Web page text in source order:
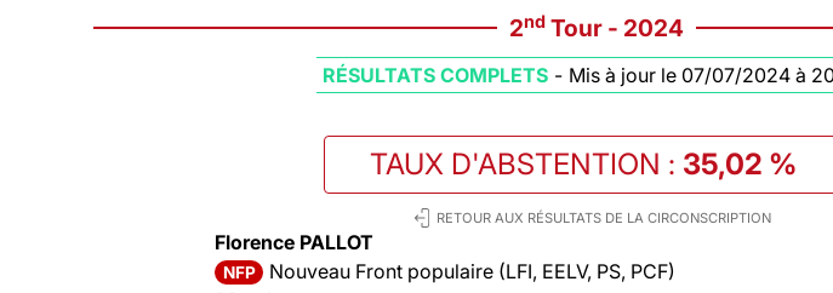
2nd Tour - 2024
RÉSULTATS COMPLETS - Mis à jour le 07/07/2024 à
TAUX D'ABSTENTION : 35,02 %
RETOUR AUX RÉSULTATS DE LA CIRCONSCRIPTION
Florence PALLOT
NFP
Nouveau Front populaire (LFI, EELV, PS, PCF)